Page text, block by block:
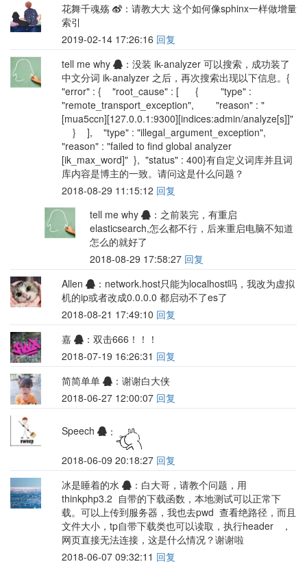
花舞千魂殇
：请教大大 这个如何像sphinx一样做增量
索引
2019-02-14 17:26:16 回复
tell me why
：没装 ik-analyzer 可以搜索，成功装了
中文分词 ik-analyzer 之后，再次搜索出现以下信息。{
"error" : { "root_cause" : [ { "type" :
"remote_transport_exception", "reason" : "
[mua5ccn][127.0.0.1:9300][indices:admin/analyze[s]]"
} ], "type" : "illegal_argument_exception",
"reason" : "failed to find global analyzer
[ik_max_word]" }, "status" : 400}有自定义词库并且词
库内容是博主的一致。请问这是什么问题？
2018-08-29 11:15:12 回复
tell me why
：之前装完，有重启
elasticsearch,怎么都不行，后来重启电脑不知道
怎么的就好了
2018-08-29 17:58:27 回复
Allen
：network.host只能为localhost吗，我改为虚拟
机的ip或者改成0.0.0.0 都启动不了es了
2018-08-21 17:49:10 回复
嘉
：双击666！！！
2018-07-19 16:26:31 回复
简简单单
：谢谢白大侠
2018-06-27 12:00:07 回复
Speech ：
2018-06-09 20:18:27 回复
冰是睡着的水
：白大哥，请教个问题，用
thinkphp3.2 自带的下载函数，本地测试可以正常下
载。可以上传到服务器，我也去pwd 查看绝路径，而且
文件大小，tp自带下载类也可以读取，执行header ，
网页直接无法连接，这是什么情况？谢谢啦
2018-06-07 09:32:11 回复